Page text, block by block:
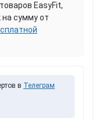
EasyFit,
на сумму от
в Телеграм